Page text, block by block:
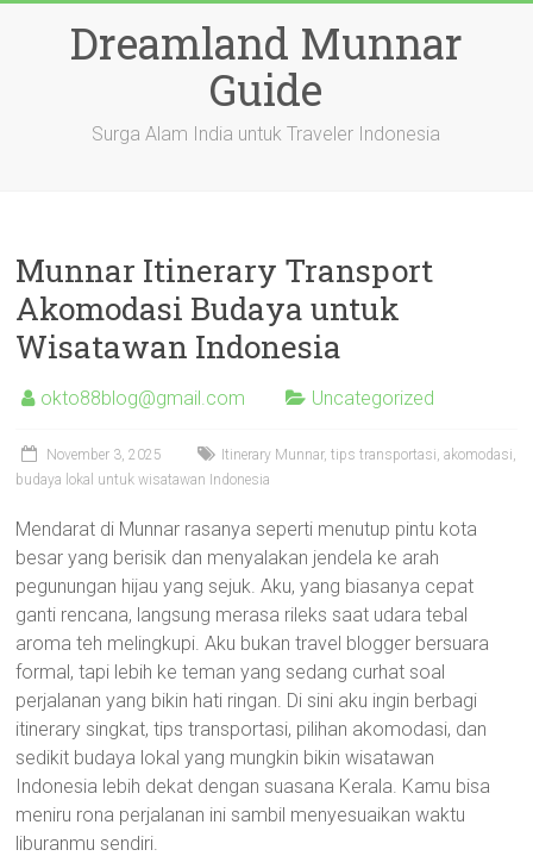
Dreamland Munnar
Guide
Surga Alam India untuk Traveler Indonesia
Munnar Itinerary Transport
Akomodasi Budaya untuk
Wisatawan Indonesia
okto88blog@gmail.com Uncategorized
November 3, 2025
Itinerary Munnar, tips transportasi, akomodasi,
budaya lokal untuk wisatawan Indonesia
Mendarat di Munnar rasanya seperti menutup pintu kota
besar yang berisik dan menyalakan jendela ke arah
pegunungan hijau yang sejuk. Aku, yang biasanya cepat
ganti rencana, langsung merasa rileks saat udara tebal
aroma teh melingkupi. Aku bukan travel blogger bersuara
formal, tapi lebih ke teman yang sedang curhat soal
perjalanan yang bikin hati ringan. Di sini aku ingin berbagi
itinerary singkat, tips transportasi, pilihan akomodasi, dan
sedikit budaya lokal yang mungkin bikin wisatawan
Indonesia lebih dekat dengan suasana Kerala. Kamu bisa
meniru rona perjalanan ini sambil menyesuaikan waktu
liburanmu sendiri.